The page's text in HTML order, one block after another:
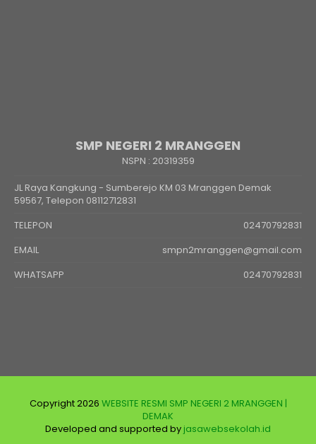
SMP NEGERI 2 MRANGGEN
NSPN : 20319359
JL Raya Kangkung - Sumberejo KM 03 Mranggen Demak
59567, Telepon 08112712831
TELEPON
02470792831
EMAIL
smpn2mranggen@gmail.com
WHATSAPP
02470792831
Copyright 2026 WEBSITE RESMI SMP NEGERI 2 MRANGGEN |
DEMAK
Developed and supported byjasawebsekolah.id